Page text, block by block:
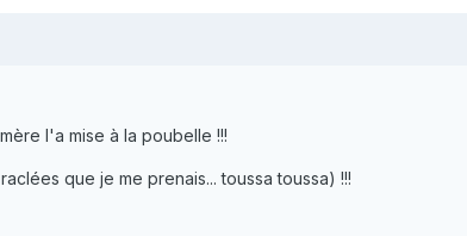
l'a mise à la poubelle !!!
que je me prenais... toussa toussa) !!!